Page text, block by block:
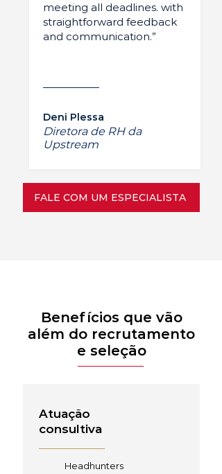
meeting all deadlines. with
straightforward feedback
and communication.”
Deni Plessa
Diretora de RH da
Upstream
FALE COM UM ESPECIALISTA
Benefícios que vão
além do recrutamento
e seleção
Atuação
consultiva
Headhunters